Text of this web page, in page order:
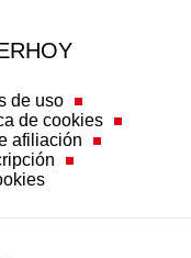
de uso
de cookies
afiliación